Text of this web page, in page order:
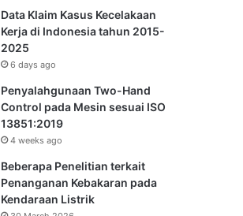
Data Klaim Kasus Kecelakaan
Kerja di Indonesia tahun 2015-
2025
6 days ago
Penyalahgunaan Two-Hand
Control pada Mesin sesuai ISO
13851:2019
4 weeks ago
Beberapa Penelitian terkait
Penanganan Kebakaran pada
Kendaraan Listrik